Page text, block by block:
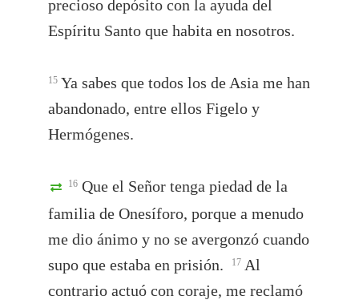
precioso depósito con la ayuda del
Espíritu Santo que habita en nosotros.
15 Ya sabes que todos los de Asia me han
abandonado, entre ellos Figelo y
Hermógenes.
16 Que el Señor tenga piedad de la
familia de Onesíforo, porque a menudo
me dio ánimo y no se avergonzó cuando
supo que estaba en prisión.
17 Al
contrario actuó con coraje, me reclamó